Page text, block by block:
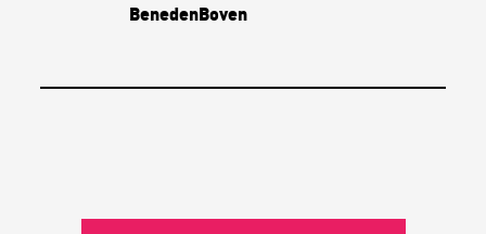
BenedenBoven